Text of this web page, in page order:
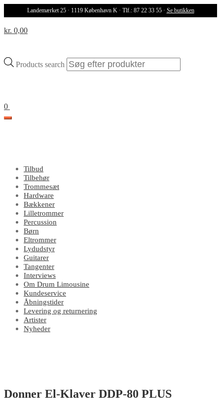
Landemærket 25 · 1119 København K · Tlf.: 87 22 33 55 · Se butikken
Products search
kr. 0,00
0
Tilbud
Tilbehør
Trommesæt
Hardware
Bækkener
Lilletrommer
Percussion
Børn
Eltrommer
Lydudstyr
Guitarer
Tangenter
Interviews
Om Drum Limousine
Kundeservice
Åbningstider
Levering og returnering
Artister
Nyheder
Donner El-Klaver DDP-80 PLUS